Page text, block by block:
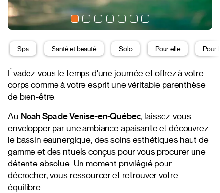
Spa Santé et beauté Solo Pour elle Pour
Évadez-vous le temps d'une journée et offrez à votre
corps comme à votre esprit une véritable parenthèse
de bien-être.
Au Noah Spa de Venise-en-Québec, laissez-vous
envelopper par une ambiance apaisante et découvrez
le bassin eaunergique, des soins esthétiques haut de
gamme et des rituels conçus pour vous procurer une
détente absolue. Un moment privilégié pour
décrocher, vous ressourcer et retrouver votre
équilibre.